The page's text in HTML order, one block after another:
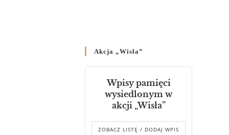
днях 2-12 липня 2024 р.”
Декрет єпископів
Перемисько-Варшавської
Митрополії стосовно
звершування Божественної
літургії
Akcja „Wisła”
Wpisy pamięci
wysiedlonym w
akcji „Wisła”
ZOBACZ LISTĘ / DODAJ WPIS